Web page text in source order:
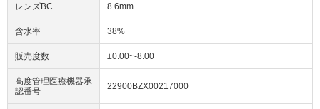
レンズBC 8.6mm
含水率 38%
販売度数 ±0.00~-8.00
高度管理医療機器承
認番号
22900BZX00217000